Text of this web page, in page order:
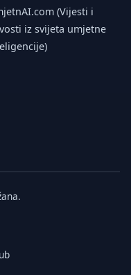
(Vijesti i
iz svijeta umjetne